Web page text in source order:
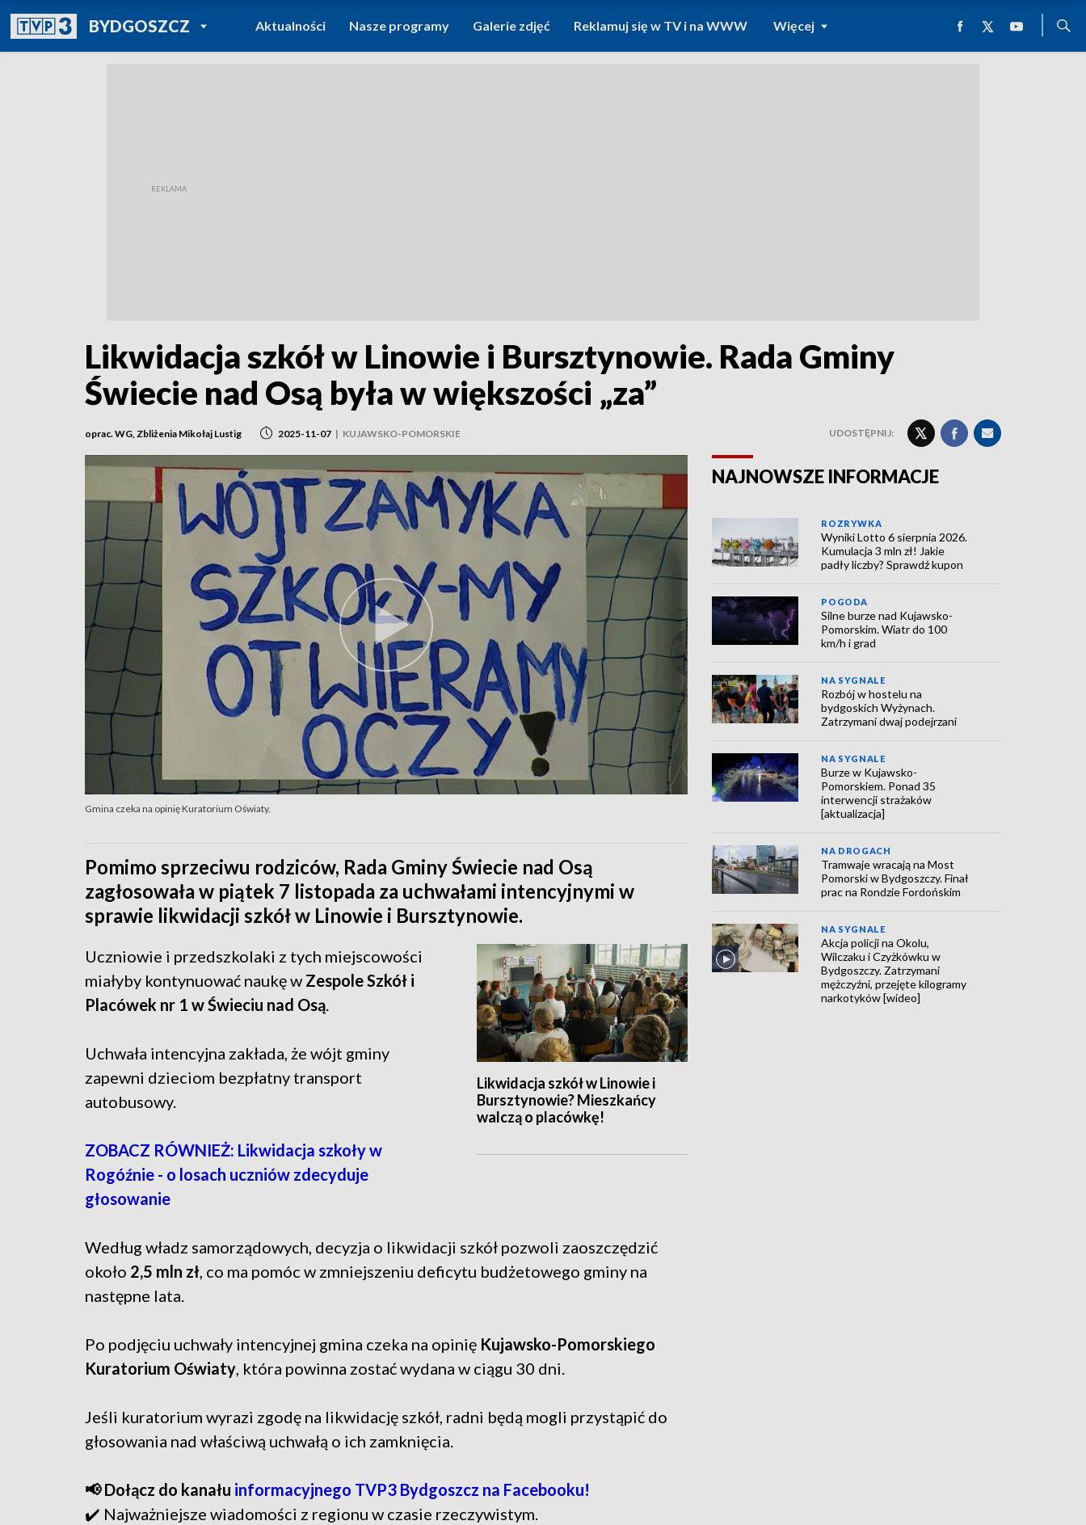
BYDGOSZCZPOWRÓT DO
TVP REGIONY
Aktualności Nasze programy Galerie zdjęć Reklamuj się w TV i na WWW Więcej
Likwidacja szkół w Linowie i Bursztynowie. Rada Gminy
Świecie nad Osą była w większości „za”
oprac. WG, Zbliżenia Mikołaj Lustig 2025-11-07 | KUJAWSKO-POMORSKIE UDOSTĘPNIJ:
Gmina czeka na opinię Kuratorium Oświaty.
Pomimo sprzeciwu rodziców, Rada Gminy Świecie nad Osą
zagłosowała w piątek 7 listopada za uchwałami intencyjnymi w
sprawie likwidacji szkół w Linowie i Bursztynowie.
Likwidacja szkół w Linowie i
Bursztynowie? Mieszkańcy
walczą o placówkę!
Uczniowie i przedszkolaki z tych miejscowości
miałyby kontynuować naukę w Zespole Szkół i
Placówek nr 1 w Świeciu nad Osą
Uchwała intencyjna zakłada, że wójt gminy
zapewni dzieciom bezpłatny transport
autobusowy.
ZOBACZ RÓWNIEŻ: Likwidacja szkoły w
Rogóźnie - o losach uczniów zdecyduje
głosowanie
Według władz samorządowych, decyzja o likwidacji szkół pozwoli zaoszczędzić
około 2,5 mln zł , co ma pomóc w zmniejszeniu deficytu budżetowego gminy na
następne lata.
Po podjęciu uchwały intencyjnej gmina czeka na opinię Kujawsko-Pomorskiego
Kuratorium Oświaty , która powinna zostać wydana w ciągu 30 dni.
Jeśli kuratorium wyrazi zgodę na likwidację szkół, radni będą mogli przystąpić do
głosowania nad właściwą uchwałą o ich zamknięcia.
📢 Dołącz do kanału informacyjnego TVP3 Bydgoszcz na Facebooku!
✔️ Najważniejsze wiadomości z regionu w czasie rzeczywistym.
NAJNOWSZE INFORMACJE
ROZRYWKA
Wyniki Lotto 6 sierpnia 2026.
Kumulacja 3 mln zł! Jakie
padły liczby? Sprawdź kupon
POGODA
Silne burze nad Kujawsko-
Pomorskim. Wiatr do 100
km/h i grad
NA SYGNALE
Rozbój w hostelu na
bydgoskich Wyżynach.
Zatrzymani dwaj podejrzani
NA SYGNALE
Burze w Kujawsko-
Pomorskiem. Ponad 35
interwencji strażaków
[aktualizacja]
NA DROGACH
Tramwaje wracają na Most
Pomorski w Bydgoszczy. Finał
prac na Rondzie Fordońskim
NA SYGNALE
Akcja policji na Okolu,
Wilczaku i Czyżkówku w
Bydgoszczy. Zatrzymani
mężczyźni, przejęte kilogramy
narkotyków [wideo]